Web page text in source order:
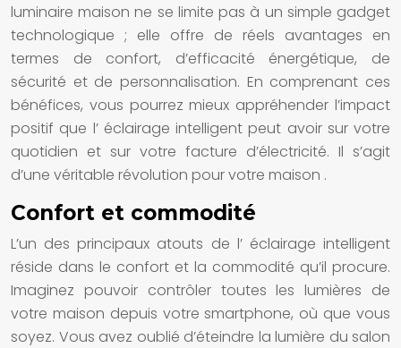
luminaire maisonne se limite pas à un simple gadget
technologique ; elle offre de réels avantages en
termes de confort, d’efficacité énergétique, de
sécurité et de personnalisation. En comprenant ces
bénéfices, vous pourrez mieux appréhender l’impact
positif que l’ éclairage intelligentpeut avoir sur votre
quotidien et sur votre facture d’électricité. Il s’agit
d’une véritable révolution pour votre maison .
Confort et commodité
L’un des principaux atouts de l’ éclairage intelligent
réside dans le confort et la commodité qu’il procure.
Imaginez pouvoir contrôler toutes leslumières de
votre maison depuis votre smartphone, où que vous
soyez. Vous avez oublié d’éteindre la lumière du salon